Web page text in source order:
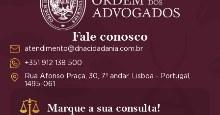
Fale conosco
atendimento@dnacidadania.com.br
+351 912 138 500
Rua Afonso Praça, 30, 7º andar, Lisboa - Portugal,
1495-061
Marque a sua consulta!